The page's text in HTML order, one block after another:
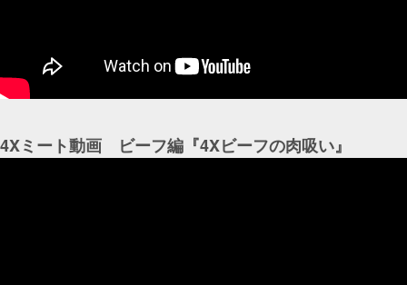
4Xミート動画 ビーフ編『4Xビーフの肉吸い』